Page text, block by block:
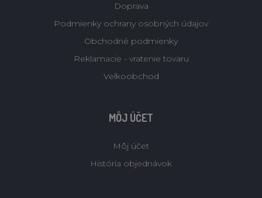
Doprava
Podmienky ochrany osobných údajov
Obchodné podmienky
Reklamacie - vratenie tovaru
Velkoobchod
MÔJ ÚČET
Môj účet
História objednávok